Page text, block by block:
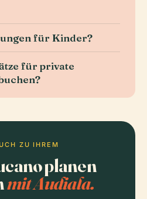
für Kinder?
für private
ZU IHREM
planen
mit Audiala.